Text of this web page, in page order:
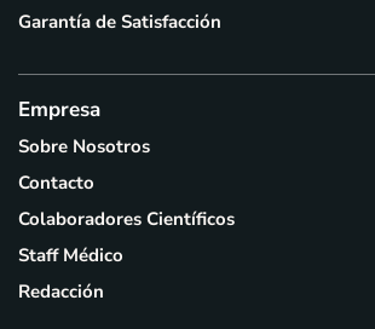
Garantía de Satisfacción
Empresa
Sobre Nosotros
Contacto
Colaboradores Científicos
Staff Médico
Redacción